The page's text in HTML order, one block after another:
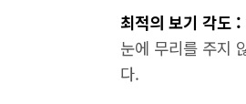
최적의 보기 각도 :
눈에 무리를 주지
다.